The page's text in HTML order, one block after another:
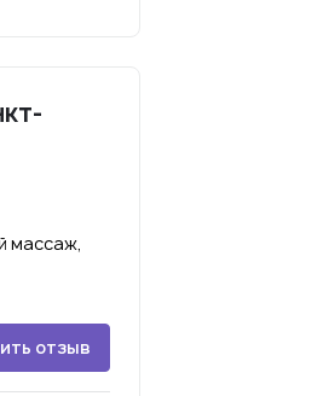
массаж,
отзыв